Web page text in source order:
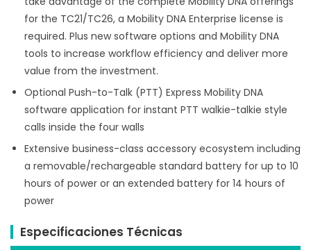
for the TC21/TC26, a Mobility DNA Enterprise license is
required. Plus new software options and Mobility DNA
tools to increase workflow efficiency and deliver more
value from the investment.
Optional Push-to-Talk (PTT) Express Mobility DNA
software application for instant PTT walkie-talkie style
calls inside the four walls
Extensive business-class accessory ecosystem including
a removable/rechargeable standard battery for up to 10
hours of power or an extended battery for 14 hours of
power
Especificaciones Técnicas